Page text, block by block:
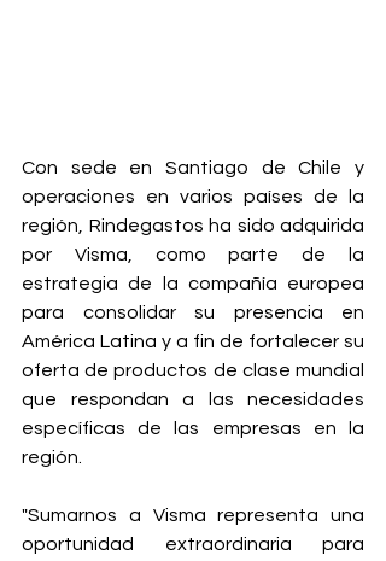
Con sede en Santiago de Chile y
operaciones en varios países de la
región, Rindegastos ha sido adquirida
por Visma, como parte de la
estrategia de la compañía europea
para consolidar su presencia en
América Latina y a fin de fortalecer su
oferta de productos de clase mundial
que respondan a las necesidades
específicas de las empresas en la
región.
"Sumarnos a Visma representa una
oportunidad extraordinaria para